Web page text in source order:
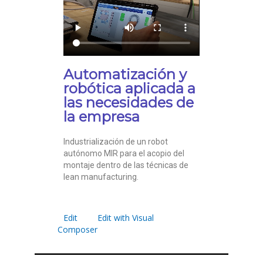
Automatización y
robótica aplicada a
las necesidades de
la empresa
Industrialización de un robot
autónomo MIR para el acopio del
montaje dentro de las técnicas de
lean manufacturing.
Edit
Edit with Visual
Composer